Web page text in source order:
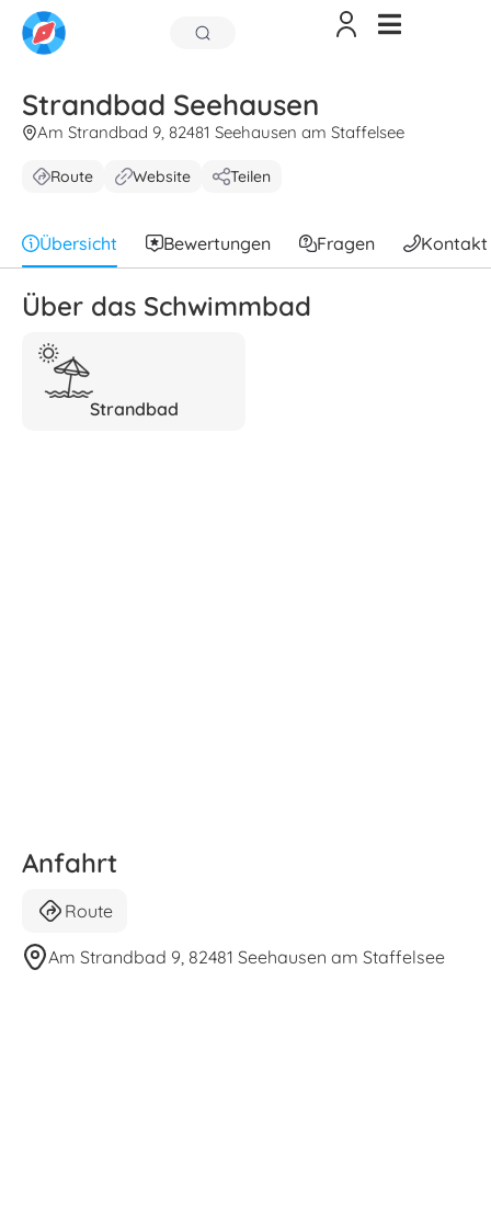
Strandbad Seehausen
Am Strandbad 9, 82481 Seehausen am Staffelsee
Route Website Teilen
Übersicht Bewertungen Fragen Kontakt
Über das Schwimmbad
Strandbad
Anfahrt
Route
Am Strandbad 9, 82481 Seehausen am Staffelsee